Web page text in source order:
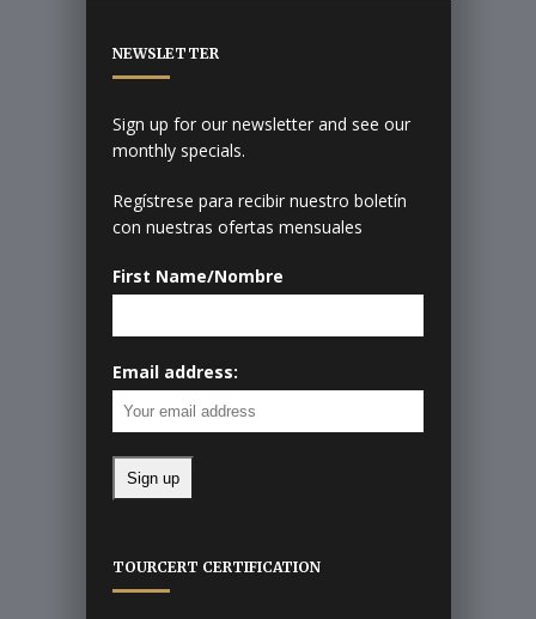
NEWSLETTER
Sign up for our newsletter and see our
monthly specials.
Regístrese para recibir nuestro boletín
con nuestras ofertas mensuales
First Name/Nombre
Email address:
TOURCERT CERTIFICATION